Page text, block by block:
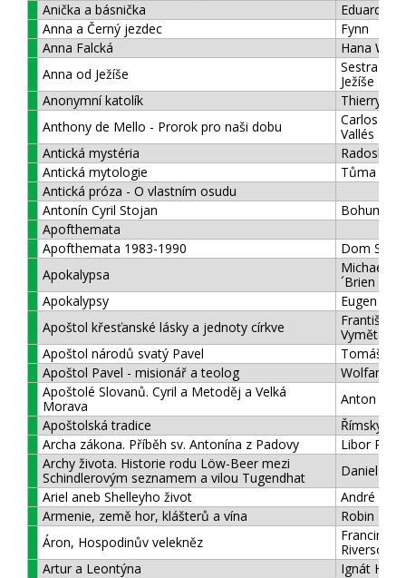
Anička a básnička
Eduard
Anna a Černý jezdec
Fynn
Anna Falcká
Hana
Anna od Ježíše
Sestra
Ježíše
Anonymní katolík
Thierry
Anthony de Mello - Prorok pro naši dobu
Carlos G.
Vallés
Antická mystéria
Radoslav
Antická mytologie
Tůma
Antická próza - O vlastním osudu
Antonín Cyril Stojan
Bohumil
Apofthemata
Apofthemata 1983-1990
Dom
Apokalypsa
Michael D.
´Brien
Apokalypsy
Eugen
Apoštol křesťanské lásky a jednoty církve
František
Vymětal
Apoštol národů svatý Pavel
Tomáš
Apoštol Pavel - misionář a teolog
Wolfang
Apoštolé Slovanů. Cyril a Metoděj a Velká
Morava
Anton
Apoštolská tradice
Římský
Archa zákona. Příběh sv. Antonína z Padovy
Libor
Archy života. Historie rodu Löw-Beer mezi
Schindlerovým seznamem a vilou Tugendhat
Daniel
Ariel aneb Shelleyho život
André
Armenie, země hor, klášterů a vína
Robin
Áron, Hospodinův velekněz
Francine
Riversová
Artur a Leontýna
Ignát